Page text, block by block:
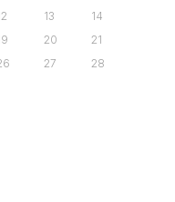
13
14
20
21
27
28